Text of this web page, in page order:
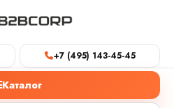
+7 (495) 143-45-45
Каталог